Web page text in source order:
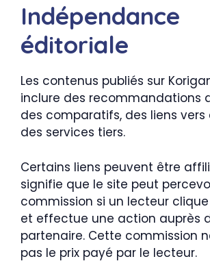
Indépendance
éditoriale
Les contenus publiés sur
inclure des recommandations
des comparatifs, des liens vers
des services tiers.
Certains liens peuvent être
signifie que le site peut
commission si un lecteur
et effectue une action auprès
partenaire. Cette commission
pas le prix payé par le lecteur.